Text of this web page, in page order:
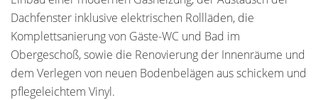
Dachfenster inklusive elektrischen Rollläden, die
Komplettsanierung von Gäste-WC und Bad im
Obergeschoß, sowie die Renovierung der Innenräume und
dem Verlegen von neuen Bodenbelägen aus schickem und
pflegeleichtem Vinyl.